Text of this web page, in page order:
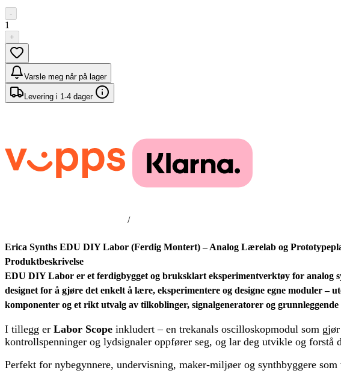
-
1
+
Varsle meg når på lager
Levering i 1-4 dager
/
Erica Synths EDU DIY Labor (Ferdig Montert) – Analog Lærelab og
Produktbeskrivelse
EDU DIY Labor er et ferdigbygget og bruksklart eksperimentverktøy for analog
designet for å gjøre det enkelt å lære, eksperimentere og designe egne moduler
komponenter og et rikt utvalg av tilkoblinger, signalgeneratorer og grunnleggende
I tillegg er Labor Scope inkludert – en trekanals oscilloskopmodul som
kontrollspenninger og lydsignaler oppfører seg, og lar deg utvikle og forstå
Perfekt for nybegynnere, undervisning, maker-miljøer og synthbyggere